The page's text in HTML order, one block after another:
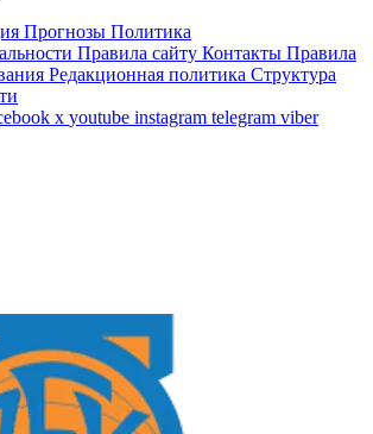
Прогнозы Политика
Правила сайту Контакты Правила
Редакционная политика Структура
x youtube instagram telegram viber